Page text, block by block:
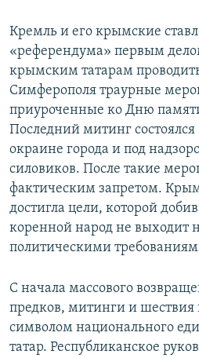
Кремль и его крымские
«референдума» первым
крымским татарам
Симферополя траурные
приуроченные ко Дню
Последний митинг состоялся
окраине города и под
силовиков. После такие
фактическим запретом.
достигла цели, которой
коренной народ не выходит
политическими
С начала массового
предков, митинги и шествия
символом национального
татар. Республиканское